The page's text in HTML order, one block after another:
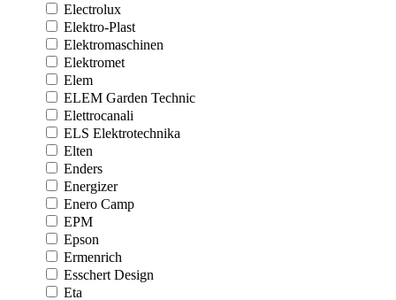
Electrolux
Elektro-Plast
Elektromaschinen
Elektromet
Elem
ELEM Garden Technic
Elettrocanali
ELS Elektrotechnika
Elten
Enders
Energizer
Enero Camp
EPM
Epson
Ermenrich
Esschert Design
Eta